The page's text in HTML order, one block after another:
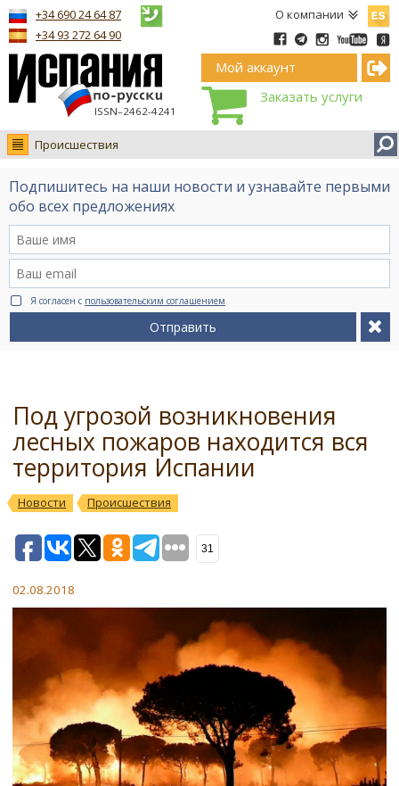
О компании
ISSN–2462-4241
+34 690 24 64 87
+34 93 272 64 90
Мой аккаунт
Заказать услуги
Происшествия
Новости
Интервью
Видео Ruso.TV
BCN life
Сервис на немецком
Подпишитесь на наши новости и узнавайте первыми
обо всех предложениях
Я согласен с пользовательским соглашением
Отправить
Под угрозой возникновения
лесных пожаров находится вся
территория Испании
Новости Происшествия
31
02.08.2018